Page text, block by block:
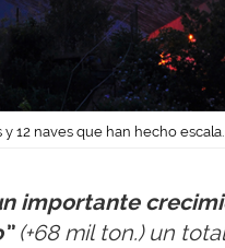
12 naves que han hecho escala.
importante
(+68 mil ton.) un